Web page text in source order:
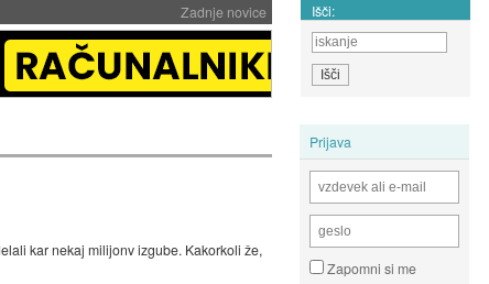
Zadnje novice Išči:
Prijava
Zapomni si me
kar nekaj milijonv izgube. Kakorkoli že,